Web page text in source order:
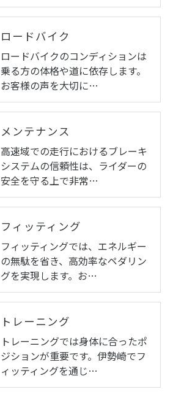
ロードバイク
ロードバイクのコンディションは
乗る方の体格や道に依存します。
お客様の声を大切に…
メンテナンス
高速域での走行におけるブレーキ
システムの信頼性は、ライダーの
安全を守る上で非常…
フィッティング
フィッティングでは、エネルギー
の無駄を省き、高効率なペダリン
グを実現します。お…
トレーニング
トレーニングでは身体に合ったポ
ジションが重要です。伊勢崎でフ
ィッティングを通じ…